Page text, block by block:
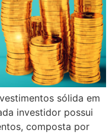
sólida em
investidor possui
composta por